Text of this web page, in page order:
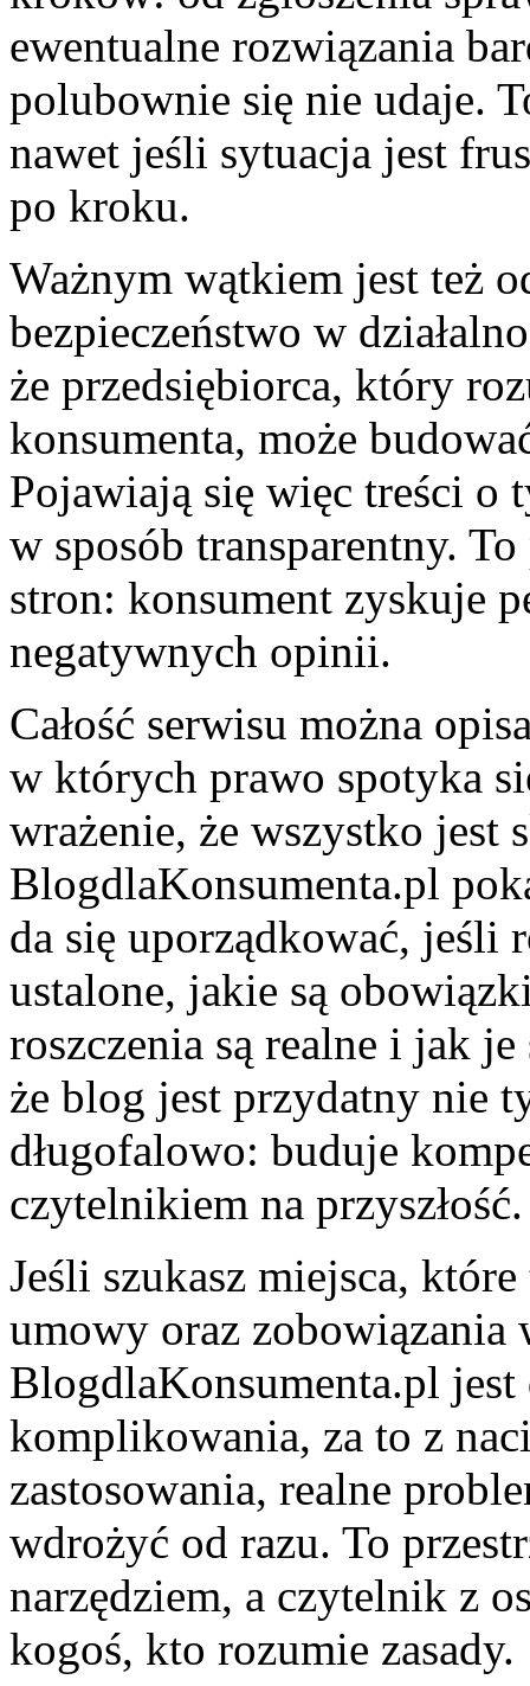
ewentualne rozwiązania
polubownie się nie udaje.
nawet jeśli sytuacja jest
po kroku.
Ważnym wątkiem jest też
bezpieczeństwo w
że przedsiębiorca, który
konsumenta, może
Pojawiają się więc treści o
w sposób transparentny.
stron: konsument zyskuje
negatywnych opinii.
Całość serwisu można
w których prawo spotyka
wrażenie, że wszystko jest
BlogdlaKonsumenta.pl
da się uporządkować, jeśli
ustalone, jakie są
roszczenia są realne i jak
że blog jest przydatny nie
długofalowo: buduje
czytelnikiem na przyszłość.
Jeśli szukasz miejsca,
umowy oraz zobowiązania
BlogdlaKonsumenta.pl jest
komplikowania, za to z
zastosowania, realne
wdrożyć od razu. To
narzędziem, a czytelnik z
kogoś, kto rozumie zasady.